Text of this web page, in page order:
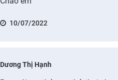
10/07/2022
Dương Thị Hạnh